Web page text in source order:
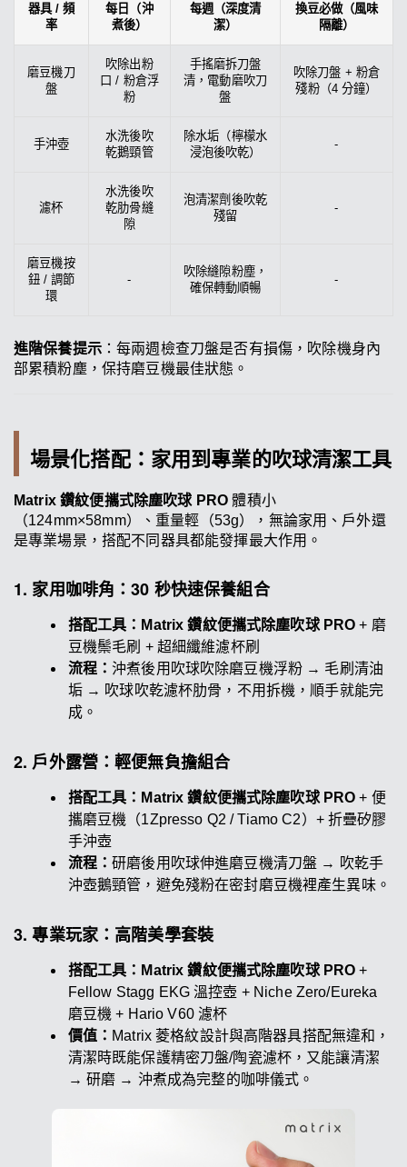
器具 / 頻
率
每日（沖
煮後）
每週（深度清
潔）
換豆必做（風味
隔離）
磨豆機刀
盤
吹除出粉
口 / 粉倉浮
粉
手搖磨拆刀盤
清，電動磨吹刀
盤
吹除刀盤 + 粉倉
殘粉（4 分鐘）
手沖壺
水洗後吹
乾鵝頸管
除水垢（檸檬水
浸泡後吹乾）
-
濾杯
水洗後吹
乾肋骨縫
隙
泡清潔劑後吹乾
殘留
-
磨豆機按
鈕 / 調節
環
-
吹除縫隙粉塵，
確保轉動順暢
-
進階保養提示：每兩週檢查刀盤是否有損傷，吹除機身內
部累積粉塵，保持磨豆機最佳狀態。
場景化搭配：家用到專業的吹球清潔工具
Matrix 鑽紋便攜式除塵吹球 PRO體積小
（124mm×58mm）、重量輕（53g），無論家用、戶外還
是專業場景，搭配不同器具都能發揮最大作用。
1. 家用咖啡角：30 秒快速保養組合
搭配工具：Matrix 鑽紋便攜式除塵吹球 PRO + 磨
豆機鬃毛刷 + 超細纖維濾杯刷
流程： 沖煮後用吹球吹除磨豆機浮粉 → 毛刷清油
垢 → 吹球吹乾濾杯肋骨，不用拆機，順手就能完
成。
2. 戶外露營：輕便無負擔組合
搭配工具：Matrix 鑽紋便攜式除塵吹球 PRO + 便
攜磨豆機（1Zpresso Q2 / Tiamo C2）+ 折疊矽膠
手沖壺
流程：研磨後用吹球伸進磨豆機清刀盤 → 吹乾手
沖壺鵝頸管，避免殘粉在密封磨豆機裡產生異味。
3. 專業玩家：高階美學套裝
搭配工具：Matrix 鑽紋便攜式除塵吹球 PRO +
Fellow Stagg EKG 溫控壺 + Niche Zero/Eureka
磨豆機 + Hario V60 濾杯
價值： Matrix 菱格紋設計與高階器具搭配無違和，
清潔時既能保護精密刀盤/陶瓷濾杯，又能讓清潔
→ 研磨 → 沖煮成為完整的咖啡儀式。